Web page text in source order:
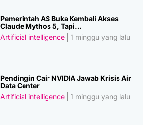
Pemerintah AS Buka Kembali Akses
Claude Mythos 5, Tapi…
Artificial intelligence
1 minggu yang lalu
Pendingin Cair NVIDIA Jawab Krisis Air
Data Center
Artificial intelligence
1 minggu yang lalu